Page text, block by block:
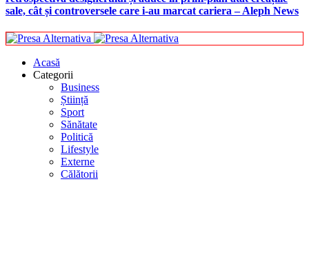
sale, cât și controversele care i-au marcat cariera – Aleph News
Acasă
Categorii
Business
Știință
Sport
Sănătate
Politică
Lifestyle
Externe
Călătorii